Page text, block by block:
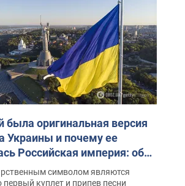
была оригинальная версия
Украины и почему ее
Российская империя: об
рассказывают в школе
символом являются
первый куплет и припев песни